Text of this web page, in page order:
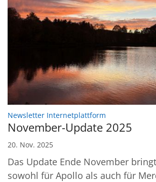
Newsletter Internetplattform
November-Update 2025
20. Nov. 2025
Das Update Ende November
sowohl für Apollo als auch für